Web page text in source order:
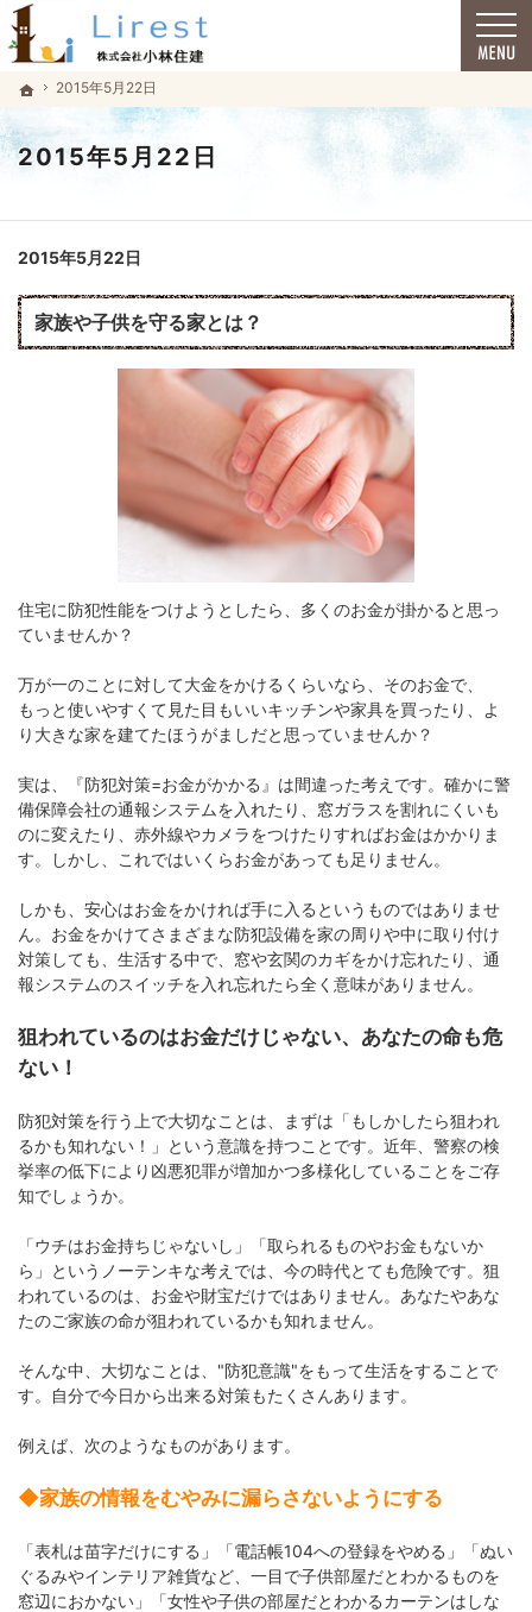
ホーム
2015年5月22日
2015年5月22日
福井市で安心の一戸建て｜小林住建
福井市で安心の一戸建て｜小林住建
2015年5月22日
家族や子供を守る家とは？
住宅に防犯性能をつけようとしたら、多くのお金が掛かると思っ
ていませんか？
万が一のことに対して大金をかけるくらいなら、そのお金で、
もっと使いやすくて見た目もいいキッチンや家具を買ったり、よ
り大きな家を建てたほうがましだと思っていませんか？
実は、『防犯対策=お金がかかる』は間違った考えです。確かに警
備保障会社の通報システムを入れたり、窓ガラスを割れにくいも
のに変えたり、赤外線やカメラをつけたりすればお金はかかりま
す。しかし、これではいくらお金があっても足りません。
しかも、安心はお金をかければ手に入るというものではありませ
ん。お金をかけてさまざまな防犯設備を家の周りや中に取り付け
対策しても、生活する中で、窓や玄関のカギをかけ忘れたり、通
報システムのスイッチを入れ忘れたら全く意味がありません。
狙われているのはお金だけじゃない、あなたの命も危
ない！
防犯対策を行う上で大切なことは、まずは「もしかしたら狙われ
るかも知れない！」という意識を持つことです。近年、警察の検
挙率の低下により凶悪犯罪が増加かつ多様化していることをご存
知でしょうか。
「ウチはお金持ちじゃないし」「取られるものやお金もないか
ら」というノーテンキな考えでは、今の時代とても危険です。狙
われているのは、お金や財宝だけではありません。あなたやあな
たのご家族の命が狙われているかも知れません。
そんな中、大切なことは、"防犯意識"をもって生活をすることで
す。自分で今日から出来る対策もたくさんあります。
例えば、次のようなものがあります。
◆家族の情報をむやみに漏らさないようにする
「表札は苗字だけにする」「電話帳104への登録をやめる」「ぬい
ぐるみやインテリア雑貨など、一目で子供部屋だとわかるものを
窓辺におかない」「女性や子供の部屋だとわかるカーテンはしな
ホーム
2015年5月22日